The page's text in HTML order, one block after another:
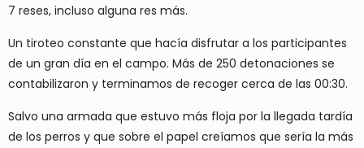
7 reses, incluso alguna res más.
Un tiroteo constante que hacía disfrutar a los participantes
de un gran día en el campo. Más de 250 detonaciones se
contabilizaron y terminamos de recoger cerca de las 00:30.
Salvo una armada que estuvo más floja por la llegada tardía
de los perros y que sobre el papel creíamos que sería la más